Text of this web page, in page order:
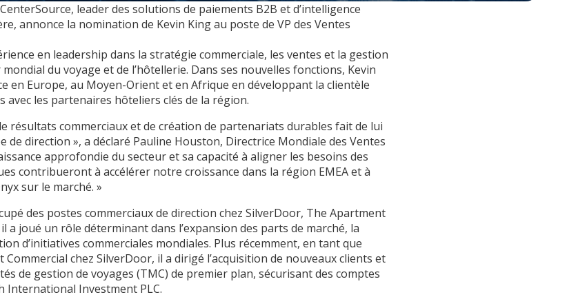
leader des solutions de paiements B2B et d’intelligence
annonce la nomination de Kevin King au poste de VP des Ventes
en leadership dans la stratégie commerciale, les ventes et la gestion
du voyage et de l’hôtellerie. Dans ses nouvelles fonctions, Kevin
en Europe, au Moyen-Orient et en Afrique en développant la clientèle
avec les partenaires hôteliers clés de la région.
résultats commerciaux et de création de partenariats durables fait de lui
direction », a déclaré Pauline Houston, Directrice Mondiale des Ventes
approfondie du secteur et sa capacité à aligner les besoins des
contribueront à accélérer notre croissance dans la région EMEA et à
sur le marché. »
des postes commerciaux de direction chez SilverDoor, The Apartment
a joué un rôle déterminant dans l’expansion des parts de marché, la
d’initiatives commerciales mondiales. Plus récemment, en tant que
chez SilverDoor, il a dirigé l’acquisition de nouveaux clients et
de gestion de voyages (TMC) de premier plan, sécurisant des comptes
International Investment PLC.